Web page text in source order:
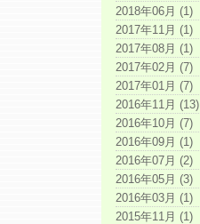
2018年06月 (1)
2017年11月 (1)
2017年08月 (1)
2017年02月 (7)
2017年01月 (7)
2016年11月 (13)
2016年10月 (7)
2016年09月 (1)
2016年07月 (2)
2016年05月 (3)
2016年03月 (1)
2015年11月 (1)